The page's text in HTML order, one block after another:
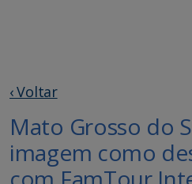
‹ Voltar
Mato Grosso do
imagem como